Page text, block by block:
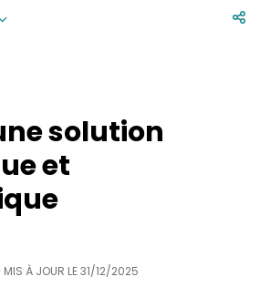
solution
et
MIS À JOUR LE31/12/2025